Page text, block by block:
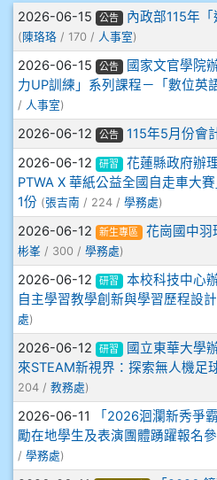
907張晏寧
908彭主豪
909林柏翰
909林玉楓
909林朝智
910謝尚橙
910呂芃澔
910溫婕伶
911王祉傑
911張 婷
912彭子宸
文章列表
2026-06-15 公告 內政部115年
( 陳珞珞 / 170 / 人事室)
2026-06-15 公告
國家文官學院
力UP訓練」系列課程－「數位英
/ 人事室)
2026-06-12 公告 115年5月份會
2026-06-12 研習
花蓮縣政府辦
PTWA X 華紙公益全國自走車大
1份 (張吉南 / 224 / 學務處)
2026-06-12 新生專區 花崗國中羽
彬峯 / 300 / 學務處)
2026-06-12 研習
本校科技中心
自主學習教學創新與學習歷程設
處)
2026-06-12 研習
國立東華大學
來STEAM新視界：探索無人機足
204 / 教務處)
2026-06-11
「2026洄瀾新秀爭
勵在地學生及表演團體踴躍報名
/ 學務處)